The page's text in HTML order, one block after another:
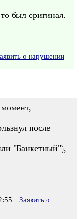
был оригинал.
о нарушении
после
"Банкетный"),
Заявить о